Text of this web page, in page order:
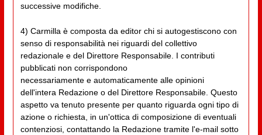
successive modifiche.
4) Carmilla è composta da editor chi si autogestiscono con
senso di responsabilità nei riguardi del collettivo
redazionale e del Direttore Responsabile. I contributi
pubblicati non corrispondono
necessariamente e automaticamente alle opinioni
dell'intera Redazione o del Direttore Responsabile. Questo
aspetto va tenuto presente per quanto riguarda ogni tipo di
azione o richiesta, in un'ottica di composizione di eventuali
contenziosi, contattando la Redazione tramite l'e-mail sotto